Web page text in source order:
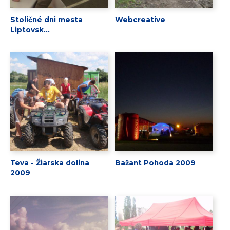
Stoličné dni mesta
Liptovsk...
Webcreative
Teva - Žiarska dolina
2009
Bažant Pohoda 2009